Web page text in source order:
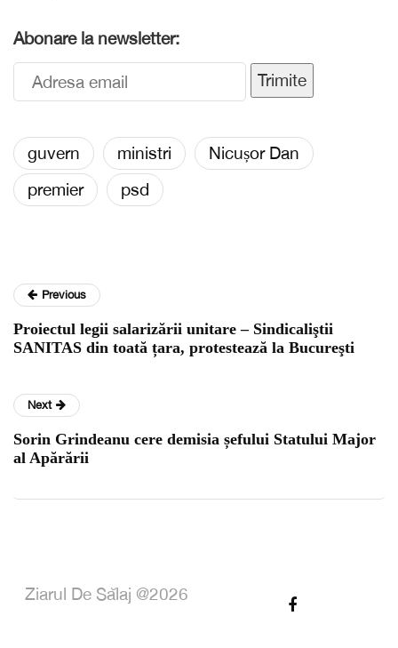
Abonare la newsletter:
Trimite
guvern ministri
Nicușor Dan
premier
psd
Previous
Proiectul legii salarizării unitare – Sindicaliştii
SANITAS din toată țara, protestează la Bucureşti
Next
Sorin Grindeanu cere demisia șefului Statului Major
al Apărării
Ziarul De Sălaj @2026